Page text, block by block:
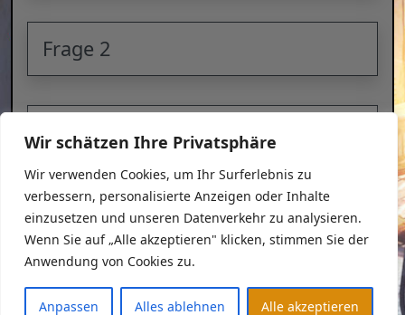
Wir schätzen Ihre Privatsphäre
Wir verwenden Cookies, um Ihr Surferlebnis zu
verbessern, personalisierte Anzeigen oder Inhalte
einzusetzen und unseren Datenverkehr zu analysieren.
Wenn Sie auf „Alle akzeptieren" klicken, stimmen Sie der
Anwendung von Cookies zu.
Anpassen Alles ablehnen Alle akzeptieren
Frage 2
Frage 3
Datenschutzerklärung
Impressum
Copyright © 2026